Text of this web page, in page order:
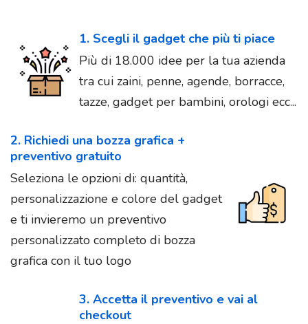
1. Scegli il gadget che più ti piace
Più di 18.000 idee per la tua azienda
tra cui zaini, penne, agende, borracce,
tazze, gadget per bambini, orologi ecc...
2. Richiedi una bozza grafica +
preventivo gratuito
Seleziona le opzioni di: quantità,
personalizzazione e colore del gadget
e ti invieremo un preventivo
personalizzato completo di bozza
grafica con il tuo logo
3. Accetta il preventivo e vai al
checkout